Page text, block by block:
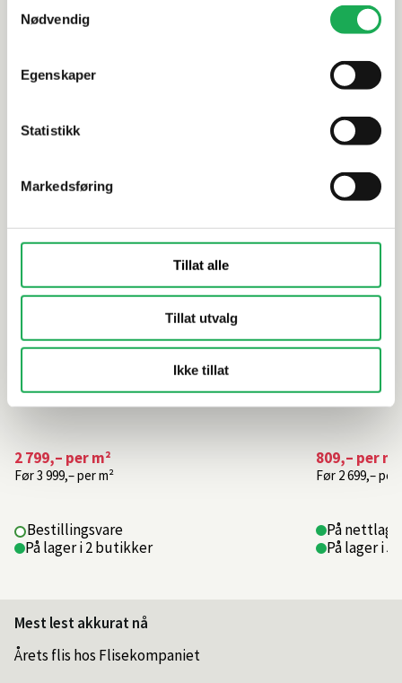
Nødvendig
Egenskaper
Statistikk
Markedsføring
Tillat alle
Tillat utvalg
Ikke tillat
Mosaikkflis
ERGON
2 799,– per m²
Før3 999,–per m²
Bestillingsvare
På lager i 2 butikker
-70%
RAK
809,– per m²
Før 2 699,–per
På
På lager i
Mest lest akkurat nå
Årets flis hos Flisekompaniet